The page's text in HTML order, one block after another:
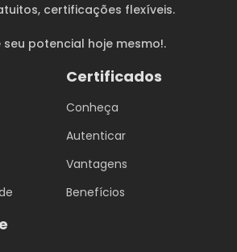
, certificações flexíveis.
seu potencial hoje mesmo!.
Certificados
Conheça
Autenticar
Vantagens
Benefícios